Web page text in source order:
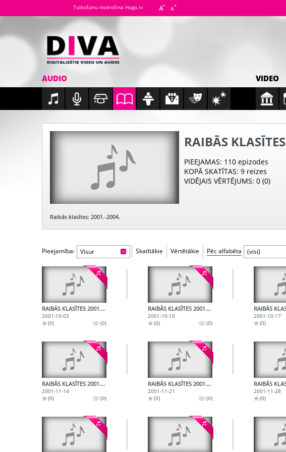
Tulkošanu nodrošina Hugo.lv
AUDIO VIDEO
RAIBĀS KLASĪTES
PIEEJAMAS: 110 epizodes
KOPĀ SKATĪTAS: 9 reizes
VIDĒJAIS VĒRTĒJUMS: 0 (0)
Raibās klasītes: 2001.-2004.
Pieejamība: Visur Skatītākie Vērtētākie Pēc alfabēta (visi)
RAIBĀS KLASĪTES 2001.10.03.
2001-10-03
(0)
(0)
RAIBĀS KLASĪTES 2001.10.10.
2001-10-10
(0)
(0)
2001-10-17
(0)
RAIBĀS KLASĪTES 2001.11.14.
2001-11-14
(0)
(0)
RAIBĀS KLASĪTES 2001.11.21.
2001-11-21
(0)
(0)
2001-11-28
(0)